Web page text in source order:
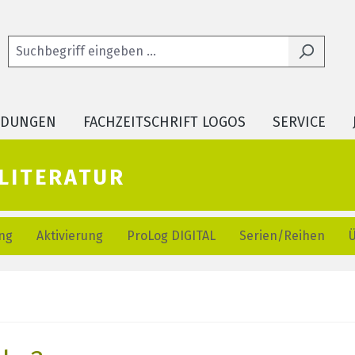
FACHZEITSCHRIFT LOGOS SERVICE
Aktivierung ProLog DIGITAL Serien/Reihen